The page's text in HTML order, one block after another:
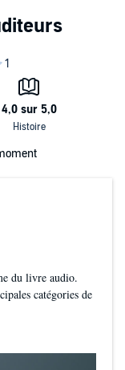
du livre audio.
catégories de